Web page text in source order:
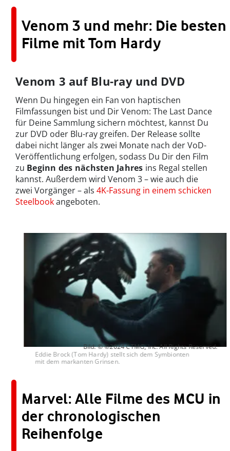
Venom 3 und mehr: Die besten
Filme mit Tom Hardy
Venom 3 auf Blu-ray und DVD
Wenn Du hingegen ein Fan von haptischen
Filmfassungen bist und Dir Venom: The Last Dance
für Deine Sammlung sichern möchtest, kannst Du
zur DVD oder Blu-ray greifen. Der Release sollte
dabei nicht länger als zwei Monate nach der VoD-
Veröffentlichung erfolgen, sodass Du Dir den Film
zu Beginn des nächsten Jahres ins Regal stellen
kannst. Außerdem wird Venom 3 – wie auch die
zwei Vorgänger – als 4K-Fassung in einem schicken
Steelbookangeboten.
Eddie Brock (Tom Hardy) stellt sich dem Symbionten
mit dem markanten Grinsen.
Bild: © ©2024 CTMG, Inc. All Rights Reserved.
Marvel: Alle Filme des MCU in
der chronologischen
Reihenfolge